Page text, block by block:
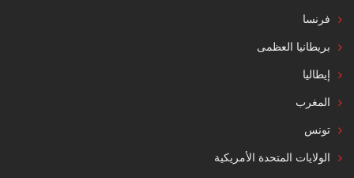
فرنسا
بريطانيا العظمى
إيطاليا
المغرب
تونس
الولايات المتحدة الأمريكية